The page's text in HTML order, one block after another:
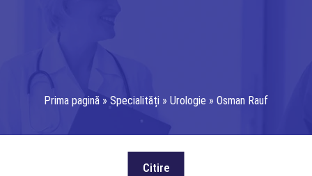
Prima pagină » Specialități » Urologie » Osman Rauf